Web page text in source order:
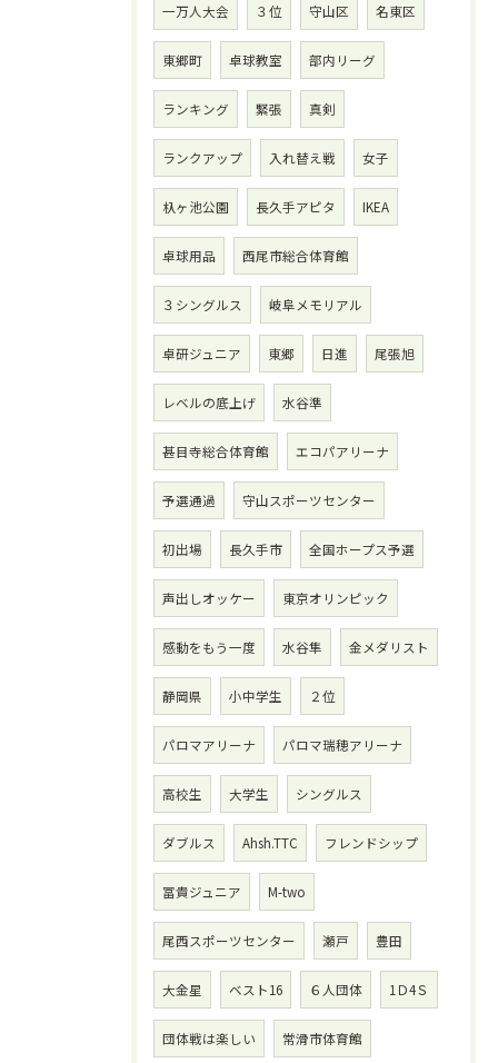
一万人大会 ３位 守山区 名東区
東郷町 卓球教室 部内リーグ
ランキング 緊張 真剣
ランクアップ 入れ替え戦 女子
杁ヶ池公園 長久手アピタ IKEA
卓球用品 西尾市総合体育館
３シングルス 岐阜メモリアル
卓研ジュニア 東郷 日進 尾張旭
レベルの底上げ 水谷準
甚目寺総合体育館 エコパアリーナ
予選通過 守山スポーツセンター
初出場 長久手市 全国ホープス予選
声出しオッケー 東京オリンピック
感動をもう一度 水谷隼 金メダリスト
静岡県 小中学生 ２位
パロマアリーナ パロマ瑞穂アリーナ
高校生 大学生 シングルス
ダブルス Ahsh.TTC フレンドシップ
冨貴ジュニア M-two
尾西スポーツセンター 瀬戸 豊田
大金星 ベスト16 ６人団体 1Ｄ4Ｓ
団体戦は楽しい 常滑市体育館